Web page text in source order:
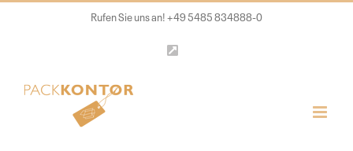
Rufen Sie uns an! +49 5485 834888-0
LinkedIn